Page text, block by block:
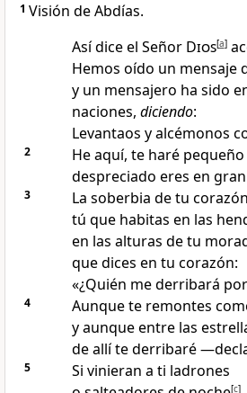
1 Visión de Abdías.
Así dice el Señor Dios[a]
Hemos oído un mensaje
y un mensajero ha sido
naciones, diciendo:
Levantaos y alcémonos
2 He aquí, te haré
despreciado eres en
3 La soberbia de tu
tú que habitas en las
en las alturas de tu
que dices en tu corazón:
«¿Quién me derribará
4 Aunque te remontes
y aunque entre las
de allí te derribaré
5
Si vinieran a ti ladrones
[c]